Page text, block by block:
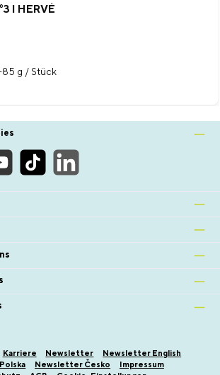
I HERVÉ
85 g / Stück
Karriere Newsletter
Newsletter English
Newsletter Česko
Impressum